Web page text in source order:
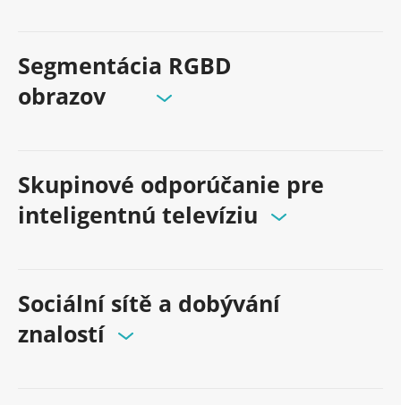
Segmentácia RGBD
obrazov
Skupinové odporúčanie pre
inteligentnú televíziu
Sociální sítě a dobývání
znalostí